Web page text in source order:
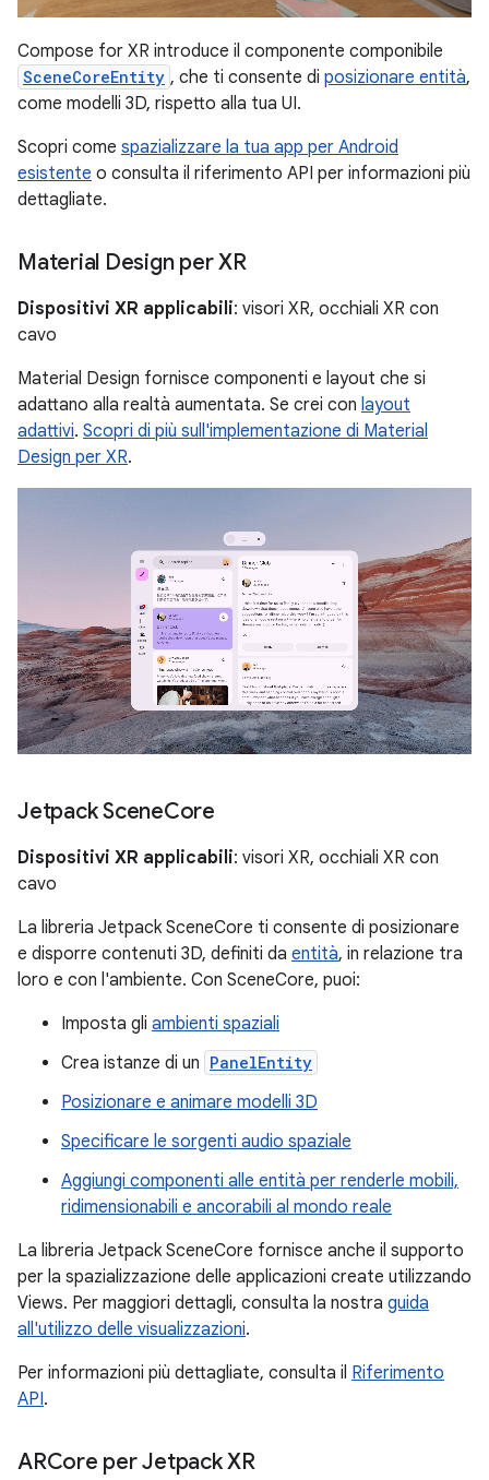
Compose for XR introduce il componente componibile
SceneCoreEntity , che ti consente di posizionare entità,
come modelli 3D, rispetto alla tua UI.
Scopri come spazializzare la tua app per Android
esistente o consulta il riferimento API per informazioni più
dettagliate.
Material Design per XR
Dispositivi XR applicabili: visori XR, occhiali XR con
cavo
Material Design fornisce componenti e layout che si
adattano alla realtà aumentata. Se crei con layout
adattivi. Scopri di più sull'implementazione di Material
Design per XR.
Jetpack SceneCore
Dispositivi XR applicabili: visori XR, occhiali XR con
cavo
La libreria Jetpack SceneCore ti consente di posizionare
e disporre contenuti 3D, definiti da entità, in relazione tra
loro e con l'ambiente. Con SceneCore, puoi:
Imposta gli ambienti spaziali
Crea istanze di un PanelEntity
Posizionare e animare modelli 3D
Specificare le sorgenti audio spaziale
Aggiungi componenti alle entità per renderle mobili,
ridimensionabili e ancorabili al mondo reale
La libreria Jetpack SceneCore fornisce anche il supporto
per la spazializzazione delle applicazioni create utilizzando
Views. Per maggiori dettagli, consulta la nostra guida
all'utilizzo delle visualizzazioni.
Per informazioni più dettagliate, consulta il Riferimento
API.
ARCore per Jetpack XR